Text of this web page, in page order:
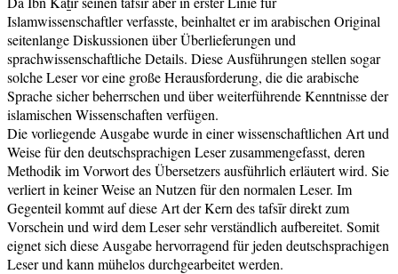
Islamwissenschaftler verfasste, beinhaltet er im arabischen Original
seitenlange Diskussionen über Überlieferungen und
sprachwissenschaftliche Details. Diese Ausführungen stellen sogar
solche Leser vor eine große Herausforderung, die die arabische
Sprache sicher beherrschen und über weiterführende Kenntnisse der
islamischen Wissenschaften verfügen.
Die vorliegende Ausgabe wurde in einer wissenschaftlichen Art und
Weise für den deutschsprachigen Leser zusammengefasst, deren
Methodik im Vorwort des Übersetzers ausführlich erläutert wird. Sie
verliert in keiner Weise an Nutzen für den normalen Leser. Im
Gegenteil kommt auf diese Art der Kern des tafsīr direkt zum
Vorschein und wird dem Leser sehr verständlich aufbereitet. Somit
eignet sich diese Ausgabe hervorragend für jeden deutschsprachigen
Leser und kann mühelos durchgearbeitet werden.